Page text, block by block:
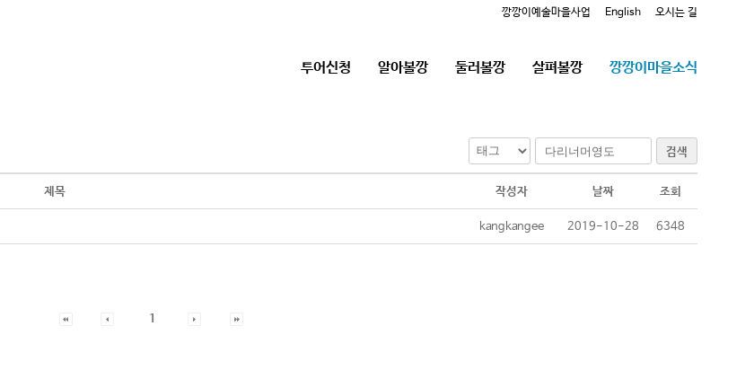
깡깡이예술마을사업 English 오시는 길
투어신청 알아볼깡 둘러볼깡 살펴볼깡 깡깡이마을소식
검색
제목 작성자 날짜 조회
kangkangee 2019-10-28 6348
1